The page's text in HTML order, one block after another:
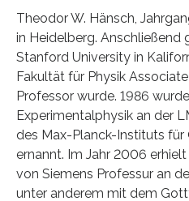
Theodor W. Hänsch,
in Heidelberg. Anschließend
Stanford University in
Fakultät für Physik
Professor wurde. 1986
Experimentalphysik an der
des Max-Planck-Instituts für
ernannt. Im Jahr 2006
von Siemens Professur an
unter anderem mit dem